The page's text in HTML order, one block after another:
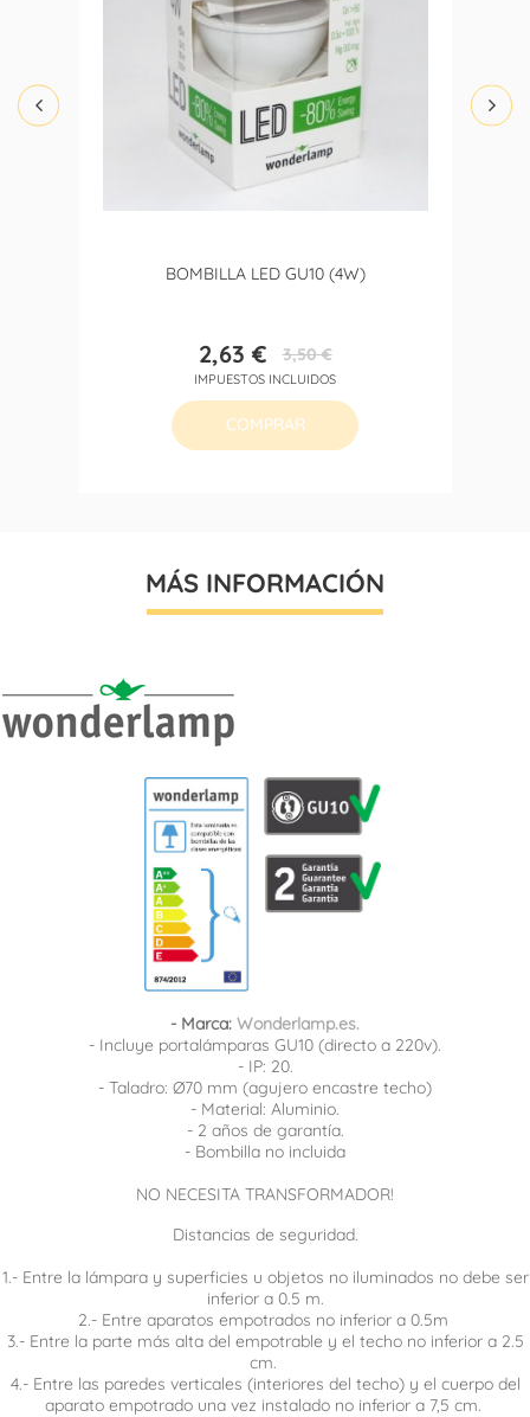
BOMBILLA LED GU10 (4W)
Precio
2,63 €Precio
base
3,50 €
IMPUESTOS INCLUIDOS
COMPRAR
MÁS INFORMACIÓN
- Marca: Wonderlamp.es.
- Incluye portalámparas GU10 (directo a 220v).
- IP: 20.
- Taladro: Ø70 mm (agujero encastre techo)
- Material: Aluminio.
- 2 años de garantía.
- Bombilla no incluida
NO NECESITA TRANSFORMADOR!
Distancias de seguridad.
1.- Entre la lámpara y superficies u objetos no iluminados no debe ser
inferior a 0.5 m.
2.- Entre aparatos empotrados no inferior a 0.5m
3.- Entre la parte más alta del empotrable y el techo no inferior a 2.5
cm.
4.- Entre las paredes verticales (interiores del techo) y el cuerpo del
aparato empotrado una vez instalado no inferior a 7,5 cm.